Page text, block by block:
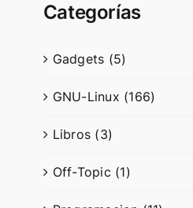
Categorías
Gadgets (5)
GNU-Linux (166)
Libros (3)
Off-Topic (1)